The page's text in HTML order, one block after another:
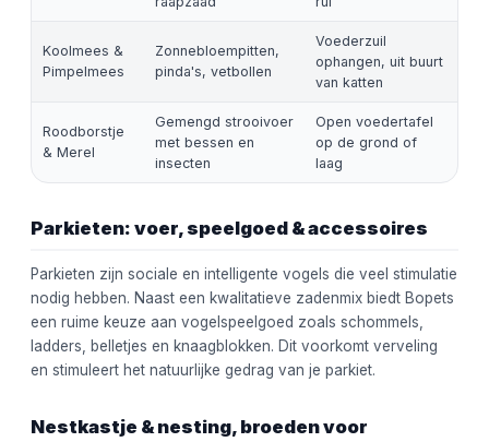
Koolmees &
Pimpelmees
Zonnebloempitten,
pinda's, vetbollen
Voederzuil
ophangen, uit buurt
van katten
Roodborstje
& Merel
Gemengd strooivoer
met bessen en
insecten
Open voedertafel
op de grond of
laag
Parkieten: voer, speelgoed & accessoires
Parkieten zijn sociale en intelligente vogels die veel stimulatie
nodig hebben. Naast een kwalitatieve zadenmix biedt Bopets
een ruime keuze aan vogelspeelgoed zoals schommels,
ladders, belletjes en knaagblokken. Dit voorkomt verveling
en stimuleert het natuurlijke gedrag van je parkiet.
Nestkastje & nesting, broeden voor